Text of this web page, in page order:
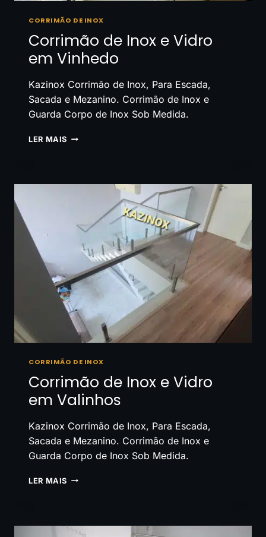
CORRIMÃO DE INOX
Corrimão de Inox e Vidro
em Vinhedo
Kazinox Corrimão de Inox, Para Escada,
Sacada e Mezanino. Corrimão de Inox e
Guarda Corpo de Inox Sob Medida.
LER MAIS CORRIMÃO
VIDRO
CORRIMÃO DE INOX
Corrimão de Inox e Vidro
em Valinhos
Kazinox Corrimão de Inox, Para Escada,
Sacada e Mezanino. Corrimão de Inox e
Guarda Corpo de Inox Sob Medida.
LER MAIS CORRIMÃO
VIDRO